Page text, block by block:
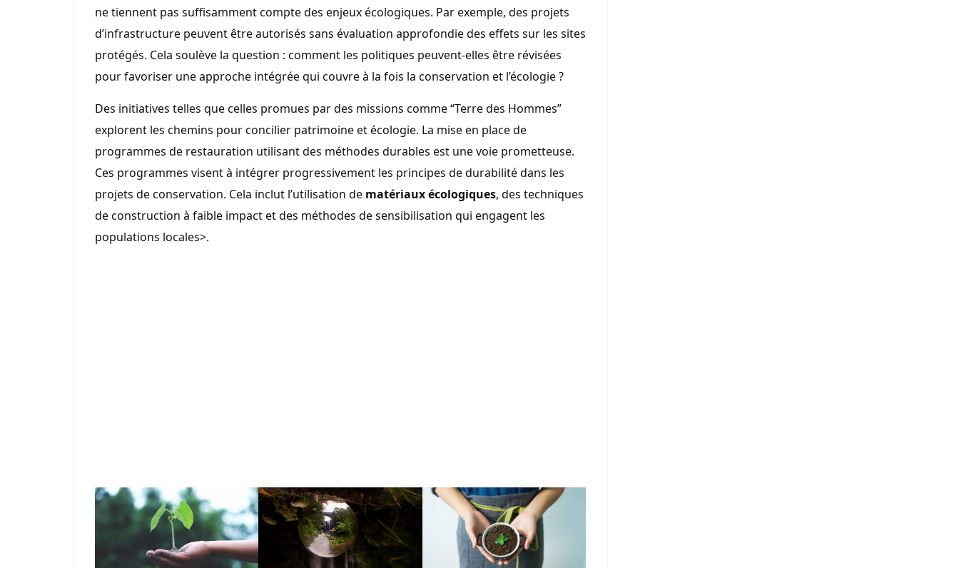
ne tiennent pas suffisamment compte des enjeux écologiques. Par exemple, des projets
d’infrastructure peuvent être autorisés sans évaluation approfondie des effets sur les sites
protégés. Cela soulève la question : comment les politiques peuvent-elles être révisées
pour favoriser une approche intégrée qui couvre à la fois la conservation et l’écologie ?
Des initiatives telles que celles promues par des missions comme “Terre des Hommes”
explorent les chemins pour concilier patrimoine et écologie. La mise en place de
programmes de restauration utilisant des méthodes durables est une voie prometteuse.
Ces programmes visent à intégrer progressivement les principes de durabilité dans les
projets de conservation. Cela inclut l’utilisation de matériaux écologiques, des techniques
de construction à faible impact et des méthodes de sensibilisation qui engagent les
populations locales>.